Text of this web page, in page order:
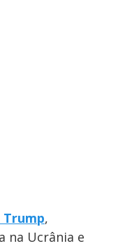
Trump,
na Ucrânia e